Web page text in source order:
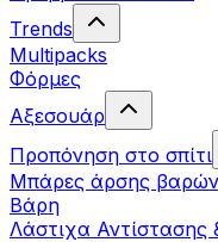
Trends
Multipacks
Φόρμες
Αξεσουάρ
Προπόνηση στο σπίτι
Μπάρες άρσης
Βάρη
Λάστιχα Αντίστασης